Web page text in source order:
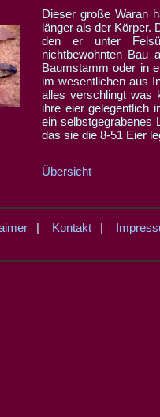
Dieser große Waran
länger als der Körper.
den er unter
nichtbewohnten Bau
Baumstamm oder in
im wesentlichen aus
alles verschlingt was
ihre eier gelegentlich
ein selbstgegrabenes
das sie die 8-51 Eier
Übersicht
Kontakt|